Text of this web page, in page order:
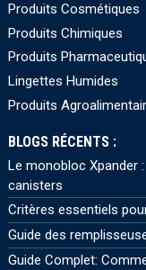
Produits Cosmétiques
Produits Chimiques
Produits
Lingettes Humides
Produits
BLOGS RÉCENTS :
Le monobloc Xpander
canisters
Critères essentiels
Guide des
Guide Complet: